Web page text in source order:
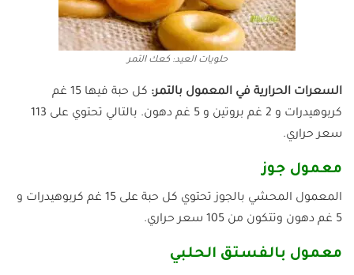
حلويات العيد: كعك التمر
السعرات الحرارية في المعمول بالتمر:
كل حبة فيها 15 غم
كربوهيدرات و 2 غم بروتين و 5 غم دهون. بالتالي تحتوي على 113
سعر حراري.
معمول جوز
المعمول المحشي بالجوز تحتوي كل حبة على 15 غم كربوهيدرات و
5 غم دهون وتتكون من 105 سعر حراري.
معمول بالفستق الحلبي